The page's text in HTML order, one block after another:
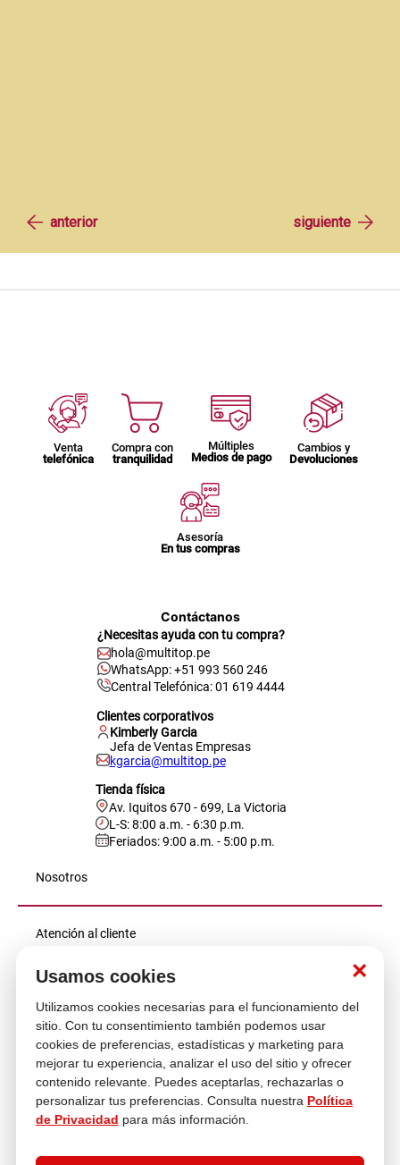
×
Usamos cookies
Utilizamos cookies necesarias para el funcionamiento del
sitio. Con tu consentimiento también podemos usar
cookies de preferencias, estadísticas y marketing para
mejorar tu experiencia, analizar el uso del sitio y ofrecer
contenido relevante. Puedes aceptarlas, rechazarlas o
personalizar tus preferencias. Consulta nuestra Política
de Privacidad para más información.
Venta
telefónica
Compra con
tranquilidad
Múltiples
Medios de pago
Cambios y
Devoluciones
Asesoría
En tus compras
Contáctanos
¿Necesitas ayuda con tu compra?
hola@multitop.pe
WhatsApp: +51 993 560 246
Central Telefónica: 01 619 4444
Clientes corporativos
Kimberly Garcia
Jefa de Ventas Empresas
kgarcia@multitop.pe
Tienda física
Av. Iquitos 670 - 699, La Victoria
L-S: 8:00 a.m. - 6:30 p.m.
Feriados: 9:00 a.m. - 5:00 p.m.
Nosotros
Atención al cliente